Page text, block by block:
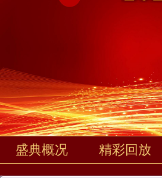
盛典概况 精彩回放